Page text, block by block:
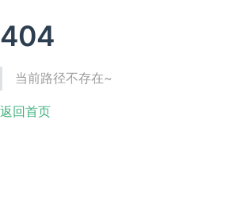
404
当前路径不存在~
返回首页